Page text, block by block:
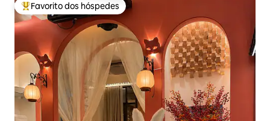
Favoritos dos hóspedes mais apreciados
Favorito dos hóspedes